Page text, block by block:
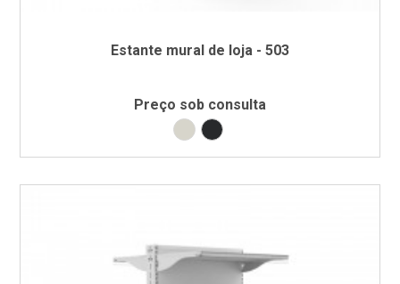
Estante mural de loja - 503
Preço sob consulta
Branco RAL9002
Preto RAL9005